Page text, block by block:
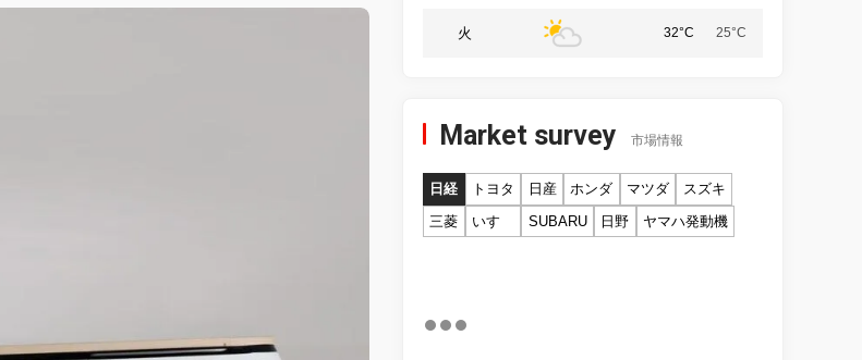
火 32°C 25°C
Market survey 市場情報
日経 トヨタ 日産 ホンダ マツダ
スズキ
三菱
いすゞ SUBARU 日野 ヤマハ発動機